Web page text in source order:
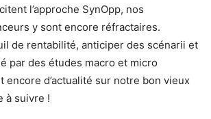
l’approche SynOpp, nos
y sont encore réfractaires.
de rentabilité, anticiper des scénarii et
par des études macro et micro
encore d’actualité sur notre bon vieux
à suivre !